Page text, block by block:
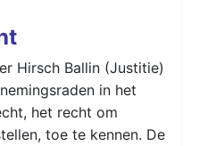
Hirsch Ballin (Justitie)
in het
het recht om
toe te kennen. De